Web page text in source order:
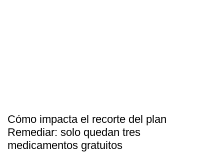
Cómo impacta el recorte del plan
Remediar: solo quedan tres
medicamentos gratuitos